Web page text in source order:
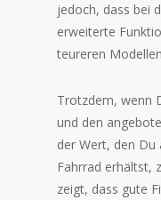
jedoch, dass bei
erweiterte
teureren
Trotzdem, wenn
und den
der Wert, den
Fahrrad erhältst,
zeigt, dass gute